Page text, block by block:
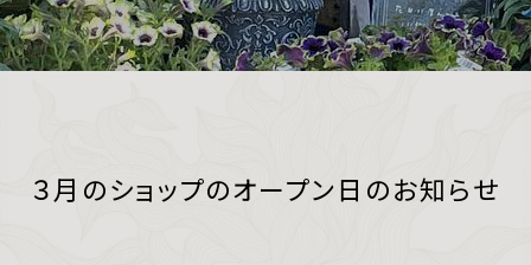
３月のショップのオープン日のお知らせ